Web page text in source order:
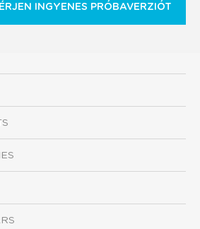
INGYENES PRÓBAVERZIÓT